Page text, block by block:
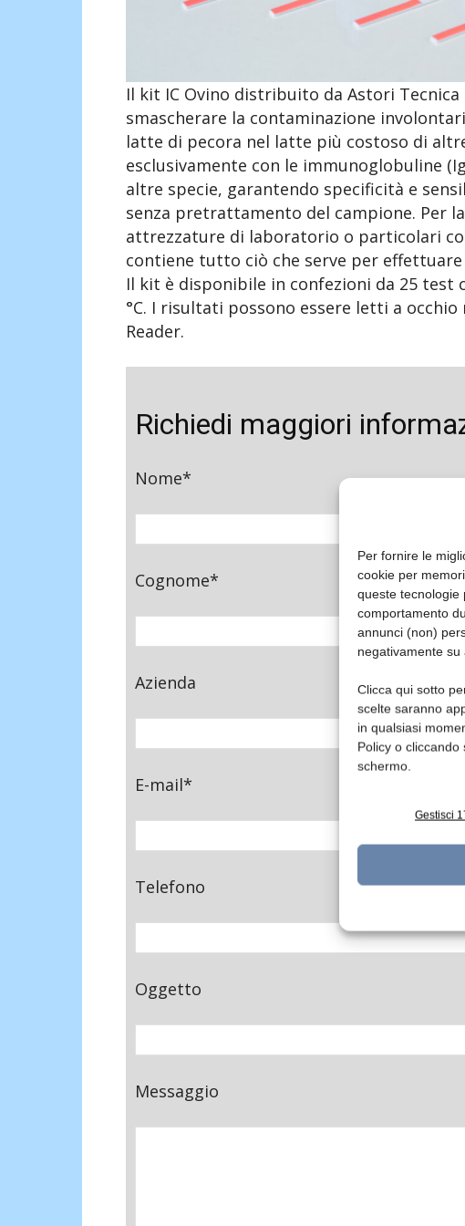
Per fornire le
cookie per
queste tecnologie
comportamento
annunci (non)
negativamente
Clicca qui sotto
scelte saranno
in qualsiasi
Policy o
schermo.
Gestisci
Il kit IC Ovino distribuito da Astori
smascherare la contaminazione
latte di pecora nel latte più costoso di
esclusivamente con le immunoglobuline
altre specie, garantendo specificità e
senza pretrattamento del campione. Per
attrezzature di laboratorio o particolari
contiene tutto ciò che serve per
Il kit è disponibile in confezioni da 25 test
°C. I risultati possono essere letti a
Reader.
Richiedi maggiori
Nome*
Cognome*
Azienda
E-mail*
Telefono
Oggetto
Messaggio